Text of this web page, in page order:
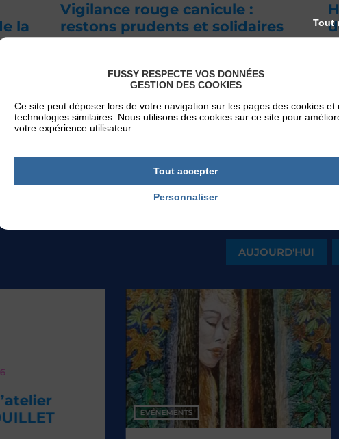
la
de
à
Vigilance rouge canicule :
restons prudents et solidaires
correspond à une situation exceptionnelle de
chaleur extrême, susceptible d’avoir des
conséquences importantes sur la santé de
l’ensemble de la [...]
Publié le 22 juin 2026
AUJOURD'HUI
EVÉNEMENTS
FUSSY RESPECTE VOS DONNÉES
GESTION DES COOKIES
Ce site peut déposer lors de votre navigation sur les pages des cookies et
technologies similaires. Nous utilisons des cookies sur ce site pour
votre expérience utilisateur.
Tout accepter
Tout
Personnaliser